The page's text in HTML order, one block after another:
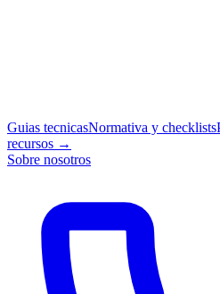
Guias tecnicasNormativa y checklists
recursos →
Sobre nosotros